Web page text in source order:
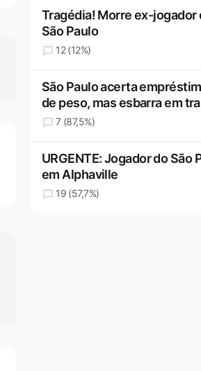
Tragédia! Morre ex-jogador
São Paulo
12 (12%)
São Paulo acerta
de peso, mas esbarra em
7 (87,5%)
URGENTE: Jogador do São
em Alphaville
19 (57,7%)